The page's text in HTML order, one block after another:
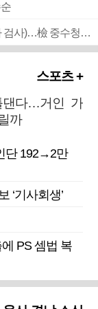
■ 검사 신분 버리고 직급하향(10년 이하 저연차 검사)…檢 중수청행 기피
스포츠 +
댄다…거인 가
까
단 192→2만
‘기사회생’
PS 셈법 복